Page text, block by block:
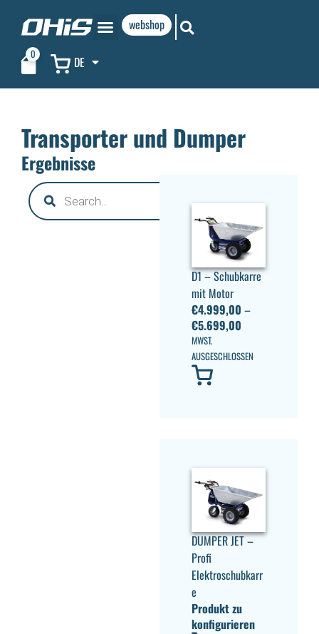
webshop
0 DE
Transporter und Dumper
Ergebnisse
D1 – Schubkarre
mit Motor
€4.999,00 –
€5.699,00
MWST.
AUSGESCHLOSSEN
DUMPER JET –
Profi
Elektroschubkarr
e
Produkt zu
konfigurieren